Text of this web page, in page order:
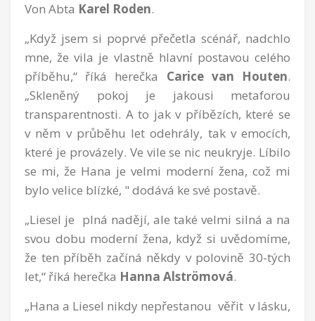
Von Abta Karel Roden.
„Když jsem si poprvé přečetla scénář, nadchlo
mne, že vila je vlastně hlavní postavou celého
příběhu,“ říká herečka
Carice van Houten.
„Skleněný pokoj je jakousi metaforou
transparentnosti. A to jak v příbězích, které se
v něm v průběhu let odehrály, tak v emocích,
které je provázely. Ve vile se nic neukryje. Líbilo
se mi, že Hana je velmi moderní žena, což mi
bylo velice blízké, " dodává ke své postavě.
„Liesel je plná nadějí, ale také velmi silná a na
svou dobu moderní žena, když si uvědomíme,
že ten příběh začíná někdy v polovině 30-tých
let,“ říká herečka Hanna Alströmová.
„Hana a Liesel nikdy nepřestanou věřit v lásku,